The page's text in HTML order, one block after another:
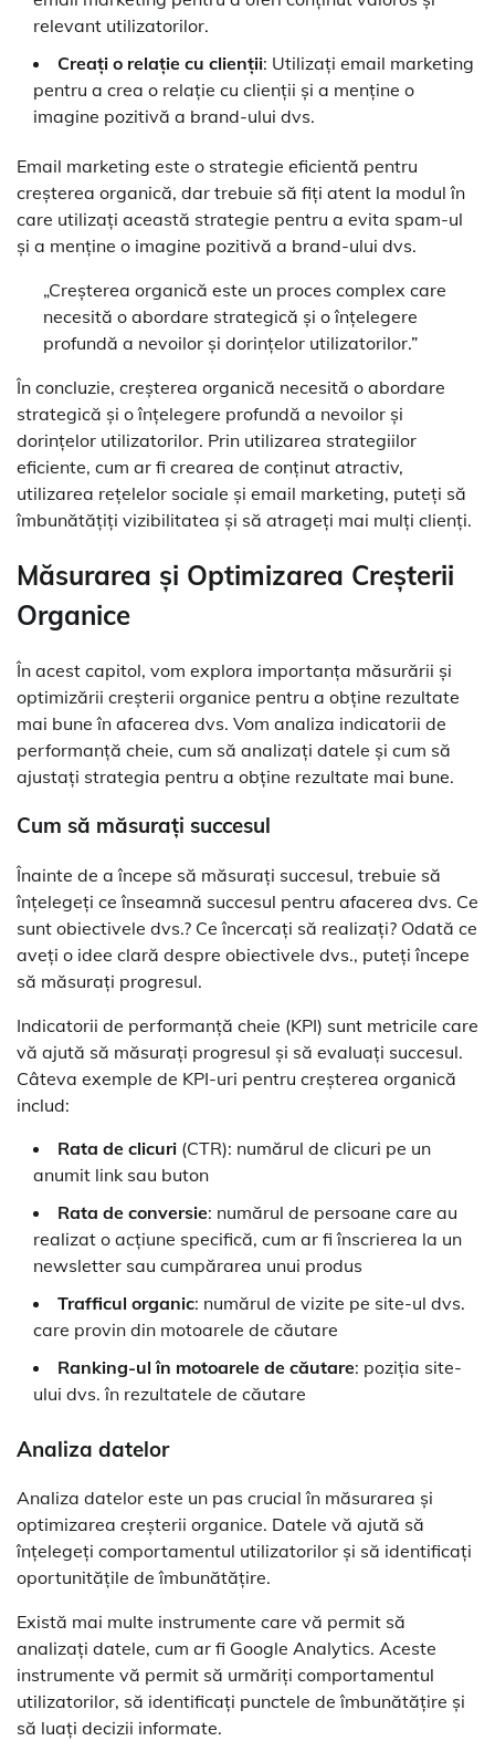
relevant utilizatorilor.
Creați o relație cu clienții: Utilizați email marketing
pentru a crea o relație cu clienții și a menține o
imagine pozitivă a brand-ului dvs.
Email marketing este o strategie eficientă pentru
creșterea organică, dar trebuie să fiți atent la modul în
care utilizați această strategie pentru a evita spam-ul
și a menține o imagine pozitivă a brand-ului dvs.
„Creșterea organică este un proces complex care
necesită o abordare strategică și o înțelegere
profundă a nevoilor și dorințelor utilizatorilor.”
În concluzie, creșterea organică necesită o abordare
strategică și o înțelegere profundă a nevoilor și
dorințelor utilizatorilor. Prin utilizarea strategiilor
eficiente, cum ar fi crearea de conținut atractiv,
utilizarea rețelelor sociale și email marketing, puteți să
îmbunătățiți vizibilitatea și să atrageți mai mulți clienți.
Măsurarea și Optimizarea Creșterii
Organice
În acest capitol, vom explora importanța măsurării și
optimizării creșterii organice pentru a obține rezultate
mai bune în afacerea dvs. Vom analiza indicatorii de
performanță cheie, cum să analizați datele și cum să
ajustați strategia pentru a obține rezultate mai bune.
Cum să măsurați succesul
Înainte de a începe să măsurați succesul, trebuie să
înțelegeți ce înseamnă succesul pentru afacerea dvs. Ce
sunt obiectivele dvs.? Ce încercați să realizați? Odată ce
aveți o idee clară despre obiectivele dvs., puteți începe
să măsurați progresul.
Indicatorii de performanță cheie (KPI) sunt metricile care
vă ajută să măsurați progresul și să evaluați succesul.
Câteva exemple de KPI-uri pentru creșterea organică
includ:
Rata de clicuri (CTR): numărul de clicuri pe un
anumit link sau buton
Rata de conversie: numărul de persoane care au
realizat o acțiune specifică, cum ar fi înscrierea la un
newsletter sau cumpărarea unui produs
Trafficul organic: numărul de vizite pe site-ul dvs.
care provin din motoarele de căutare
Ranking-ul în motoarele de căutare: poziția site-
ului dvs. în rezultatele de căutare
Analiza datelor
Analiza datelor este un pas crucial în măsurarea și
optimizarea creșterii organice. Datele vă ajută să
înțelegeți comportamentul utilizatorilor și să identificați
oportunitățile de îmbunătățire.
Există mai multe instrumente care vă permit să
analizați datele, cum ar fi Google Analytics. Aceste
instrumente vă permit să urmăriți comportamentul
utilizatorilor, să identificați punctele de îmbunătățire și
să luați decizii informate.